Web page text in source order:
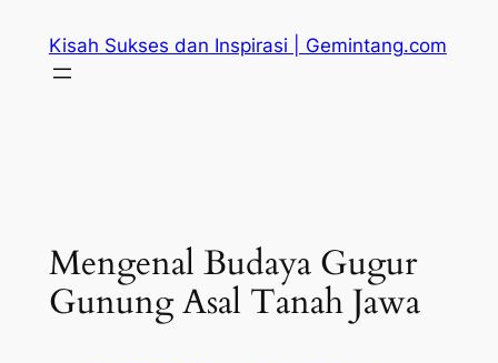
content
Kisah Sukses dan Inspirasi | Gemintang.com
Mengenal Budaya Gugur
Gunung Asal Tanah Jawa